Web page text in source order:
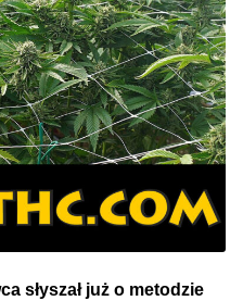
słyszał już o metodzie